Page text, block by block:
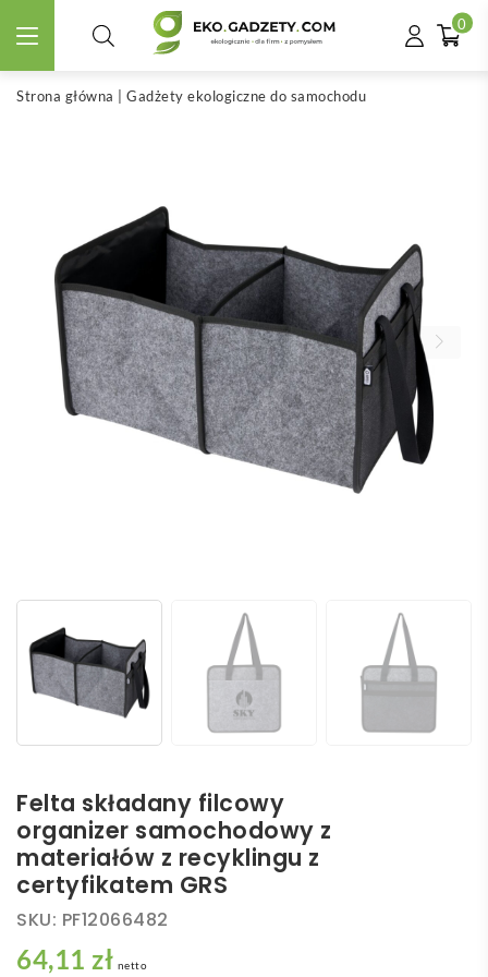
0
Strona główna Gadżety ekologiczne do samochodu
Felta składany filcowy
organizer samochodowy z
materiałów z recyklingu z
certyfikatem GRS
SKU: PF12066482
64,11 zł netto